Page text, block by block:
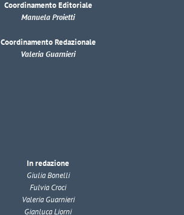
Coordinamento Editoriale
Manuela Proietti
Coordinamento Redazionale
Valeria Guarnieri
In redazione
Giulia Bonelli
Fulvia Croci
Valeria Guarnieri
Gianluca Liorni